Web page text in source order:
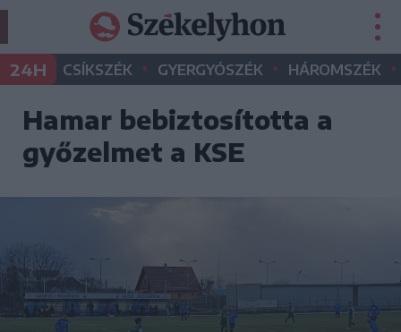
24H CSÍKSZÉK • GYERGYÓSZÉK • HÁROMSZÉK •
Hamar bebiztosította a
győzelmet a KSE